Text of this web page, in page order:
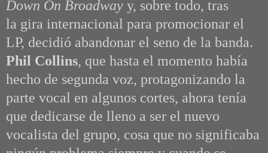
Down On Broadway y, sobre todo, tras
la gira internacional para promocionar el
LP, decidió abandonar el seno de la banda.
Phil Collins, que hasta el momento había
hecho de segunda voz, protagonizando la
parte vocal en algunos cortes, ahora tenía
que dedicarse de lleno a ser el nuevo
vocalista del grupo, cosa que no significaba